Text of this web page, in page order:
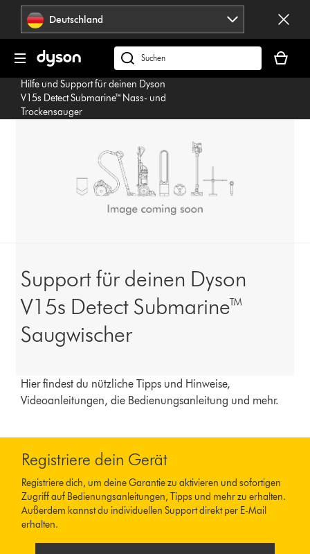
Navigation
überspringenDeutschland
dyson.de
durchsuchen
ist
Hilfe und Support für deinen Dyson
V15s Detect Submarine™ Nass- und
Trockensauger
Support für deinen Dyson
V15s Detect Submarine™
Saugwischer
Hier findest du nützliche Tipps und Hinweise,
Videoanleitungen, die Bedienungsanleitung und mehr.
Registriere dein Gerät
Registriere dich, um deine Garantie zu aktivieren und sofortigen
Zugriff auf Bedienungsanleitungen, Tipps und mehr zu erhalten.
Außerdem kannst du individuellen Support direkt per E-Mail
erhalten.